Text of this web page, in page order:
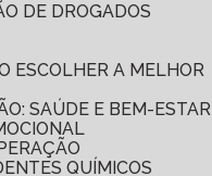
DE DROGADOS
ESCOLHER A MELHOR
SAÚDE E BEM-ESTAR
QUÍMICOS